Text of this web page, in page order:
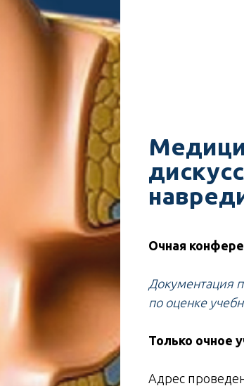
Очная
Документация
по оценке
Только очное
Адрес